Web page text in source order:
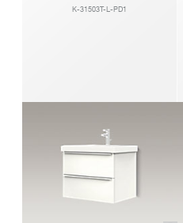
K-31503T-L-PD1